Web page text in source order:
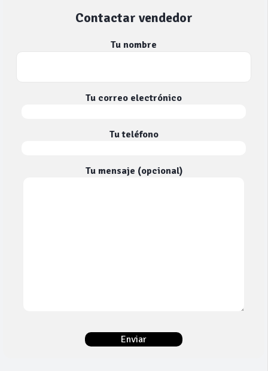
Contactar vendedor
Tu nombre
Tu correo electrónico
Tu teléfono
Tu mensaje (opcional)